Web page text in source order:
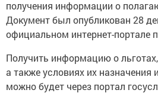
получения информации о
Документ был опубликован 28
официальном интернет-портале
Получить информацию о
а также условиях их назначения
можно будет через портал